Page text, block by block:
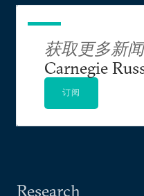
Research
获取更多新
Carnegie
订阅